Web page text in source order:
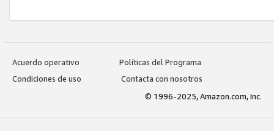
Acuerdo operativo
Políticas del Programa
Condiciones de uso
Contacta con nosotros
© 1996-2025, Amazon.com, Inc.